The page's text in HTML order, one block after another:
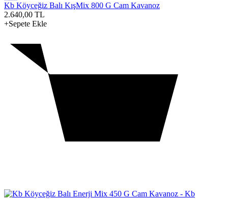
Kb Köyceğiz Balı KışMix 800 G Cam Kavanoz
2.640,00 TL
+Sepete Ekle